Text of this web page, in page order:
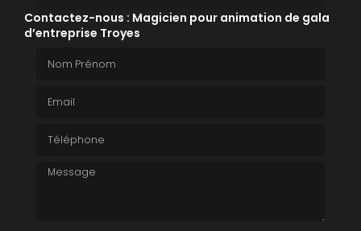
Contactez-nous : Magicien pour animation de gala
d’entreprise Troyes
Message